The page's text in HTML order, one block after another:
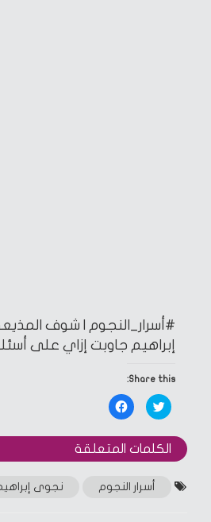
#أسرار_النجوم | شوف
إبراهيم جاوبت إزاي على
Share this:
Click
to
share
Twitter
(Opens
in
window)
Click
to
Facebook
(Opens
in
الكلمات المتعلقة‎
أسرار النجوم نجوى